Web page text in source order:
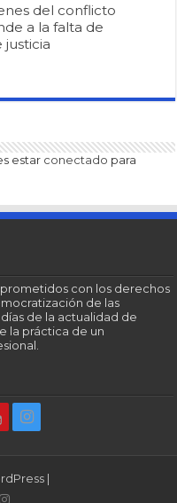
del conflicto
a la falta de
estar conectado para
con los derechos
de las
de la actualidad de
la práctica de un
|